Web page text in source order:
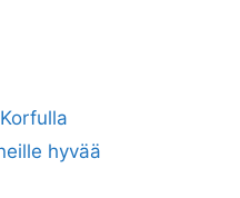
hyvää